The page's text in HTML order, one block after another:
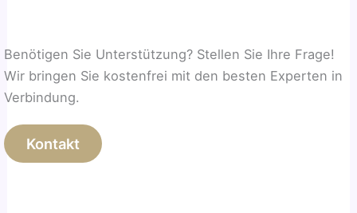
Benötigen Sie Unterstützung? Stellen Sie Ihre Frage!
Wir bringen Sie kostenfrei mit den besten Experten in
Verbindung.
Kontakt